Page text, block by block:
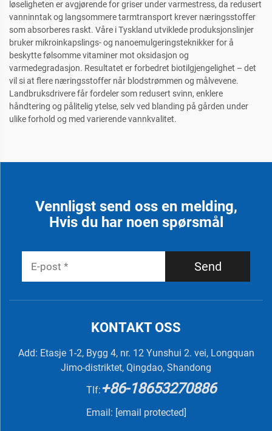
løseligheten er avgjørende for griser under varmestress, da redusert
vanninntak og langsommere tarmtransport krever næringsstoffer
som absorberes raskt. Våre i Tyskland utviklede produksjonslinjer
bruker mikroinkapslings- og nanoemulgeringsteknikker for å
beskytte følsomme vitaminer mot oksidasjon og
varmedegradasjon. Resultatet er forbedret biotilgjengelighet – det
vil si at flere næringsstoffer når blodstrømmen og målvevene.
Landbruksdrivere får fordeler som redusert svinn, enklere
håndtering og pålitelig ytelse, selv ved blanding på gården under
ulike forhold og med varierende vannkvalitet.
Vennligst send oss en melding,
Hvis du har noen spørsmål
Send
KONTAKT OSS
Add: Etasje 1-2, Bygg 4, nr. 12 Yunshui 2. vei, Longquan
Jimo-distriktet, Qingdao, Shandong
Tlf:+86-18653270886
Email: [email protected]